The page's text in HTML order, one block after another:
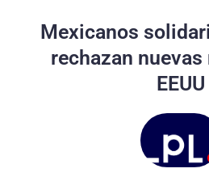
Mexicanos
rechazan
EEUU